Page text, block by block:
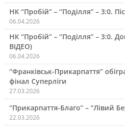
НК “Пробій” – “Поділля” – 3:0.
06.04.2026
НК “Пробій” – “Поділля” – 3:0.
ВІДЕО)
06.04.2026
“Франківськ-Прикарпаття”
фінал Суперліги
27.03.2026
“Прикарпаття-Благо” – “Лівий
22.03.2026